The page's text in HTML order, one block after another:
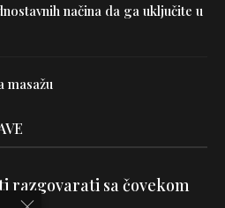
načina da ga uključite u
masažu
razgovarati sa čovekom